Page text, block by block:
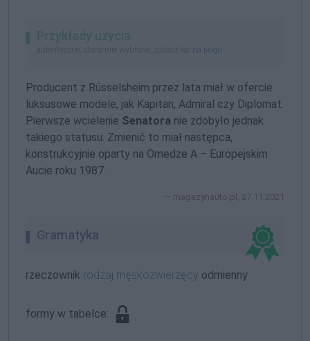
Przykłady użycia
autentyczne, starannie wybrane, zobacz też na blogu
Producent z Rüsselsheim przez lata miał w ofercie
luksusowe modele, jak Kapitan, Admiral czy Diplomat.
Pierwsze wcielenie Senatora nie zdobyło jednak
takiego statusu. Zmienić to miał następca,
konstrukcyjnie oparty na Omedze A – Europejskim
Aucie roku 1987.
magazynauto.pl, 27.11.2021
Gramatyka
rzeczownik rodzaj męskozwierzęcy odmienny
formy w tabelce: